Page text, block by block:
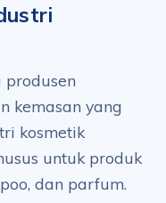
kemasan yang
kosmetik
untuk produk
dan parfum.